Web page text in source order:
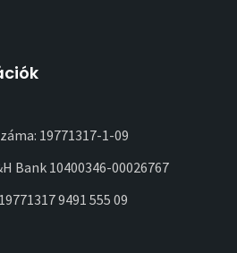
19771317-1-09
Bank 10400346-00026767
9491 555 09